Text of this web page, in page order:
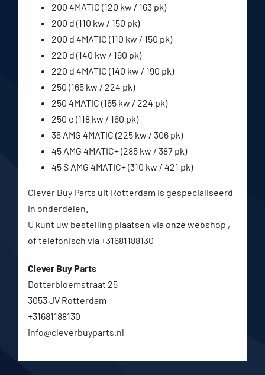
200 4MATIC (120 kw / 163 pk)
200 d (110 kw / 150 pk)
200 d 4MATIC (110 kw / 150 pk)
220 d (140 kw / 190 pk)
220 d 4MATIC (140 kw / 190 pk)
250 (165 kw / 224 pk)
250 4MATIC (165 kw / 224 pk)
250 e (118 kw / 160 pk)
35 AMG 4MATIC (225 kw / 306 pk)
45 AMG 4MATIC+ (285 kw / 387 pk)
45 S AMG 4MATIC+ (310 kw / 421 pk)
Clever Buy Parts uit Rotterdam is gespecialiseerd
in onderdelen.
U kunt uw bestelling plaatsen via onze webshop ,
of telefonisch via +31681188130
Clever Buy Parts
Dotterbloemstraat 25
3053 JV Rotterdam
+31681188130
info@cleverbuyparts.nl